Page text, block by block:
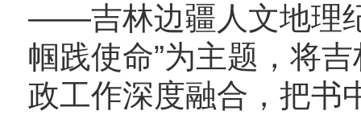
——吉林边疆人文地理
帼践使命”为主题，将
政工作深度融合，把书